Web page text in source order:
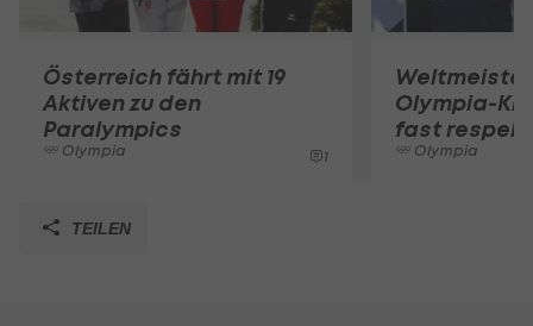
Österreich fährt mit 19
Aktiven zu den
Paralympics
Olympia 1
Olympia-
fast
Olympia
TEILEN